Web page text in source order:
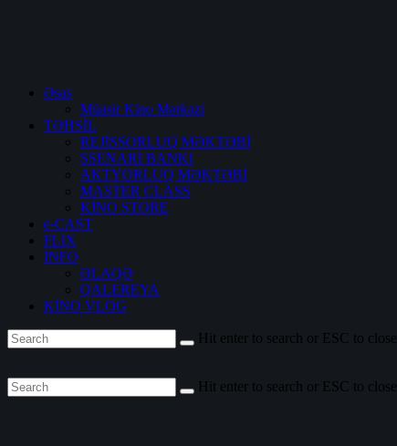
Əsas
Müasir Kino Mərkəzi
TƏHSİL
REJİSSORLUQ MƏKTƏBİ
SSENARİ BANKI
AKTYORLUQ MƏKTƏBİ
MASTER CLASS
KİNO STORE
e-CAST
FLIX
İNFO
ƏLAQƏ
QALEREYA
KİNO VLOG
Hit enter to search or ESC to close
Hit enter to search or ESC to close